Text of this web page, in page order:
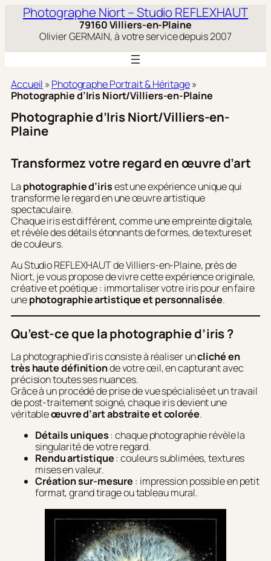
Aller
contenu
Photographe Niort – Studio REFLEXHAUT
79160 Villiers-en-Plaine
Olivier GERMAIN, à votre service depuis 2007
Accueil » Photographe Portrait & Héritage»
Photographie d’Iris Niort/Villiers-en-Plaine
Photographie d’Iris Niort/Villiers-en-
Plaine
Transformez votre regard en œuvre d’art
La photographie d’irisest une expérience unique qui
transforme le regard en une œuvre artistique
spectaculaire.
Chaque iris est différent, comme une empreinte digitale,
et révèle des détails étonnants de formes, de textures et
de couleurs.
Au Studio REFLEXHAUT de Villiers-en-Plaine, près de
Niort, je vous propose de vivre cette expérience originale,
créative et poétique : immortaliser votre iris pour en faire
unephotographie artistique et personnalisée.
Qu’est-ce que la photographie d’iris ?
La photographie d’iris consiste à réaliser uncliché en
très haute définitionde votre œil, en capturant avec
précision toutes ses nuances.
Grâce à un procédé de prise de vue spécialisé et un travail
de post-traitement soigné, chaque iris devient une
véritableœuvre d’art abstraite et colorée.
Détails uniques: chaque photographie révèle la
singularité de votre regard.
Rendu artistique: couleurs sublimées, textures
mises en valeur.
Création sur-mesure : impression possible en petit
format, grand tirage ou tableau mural.